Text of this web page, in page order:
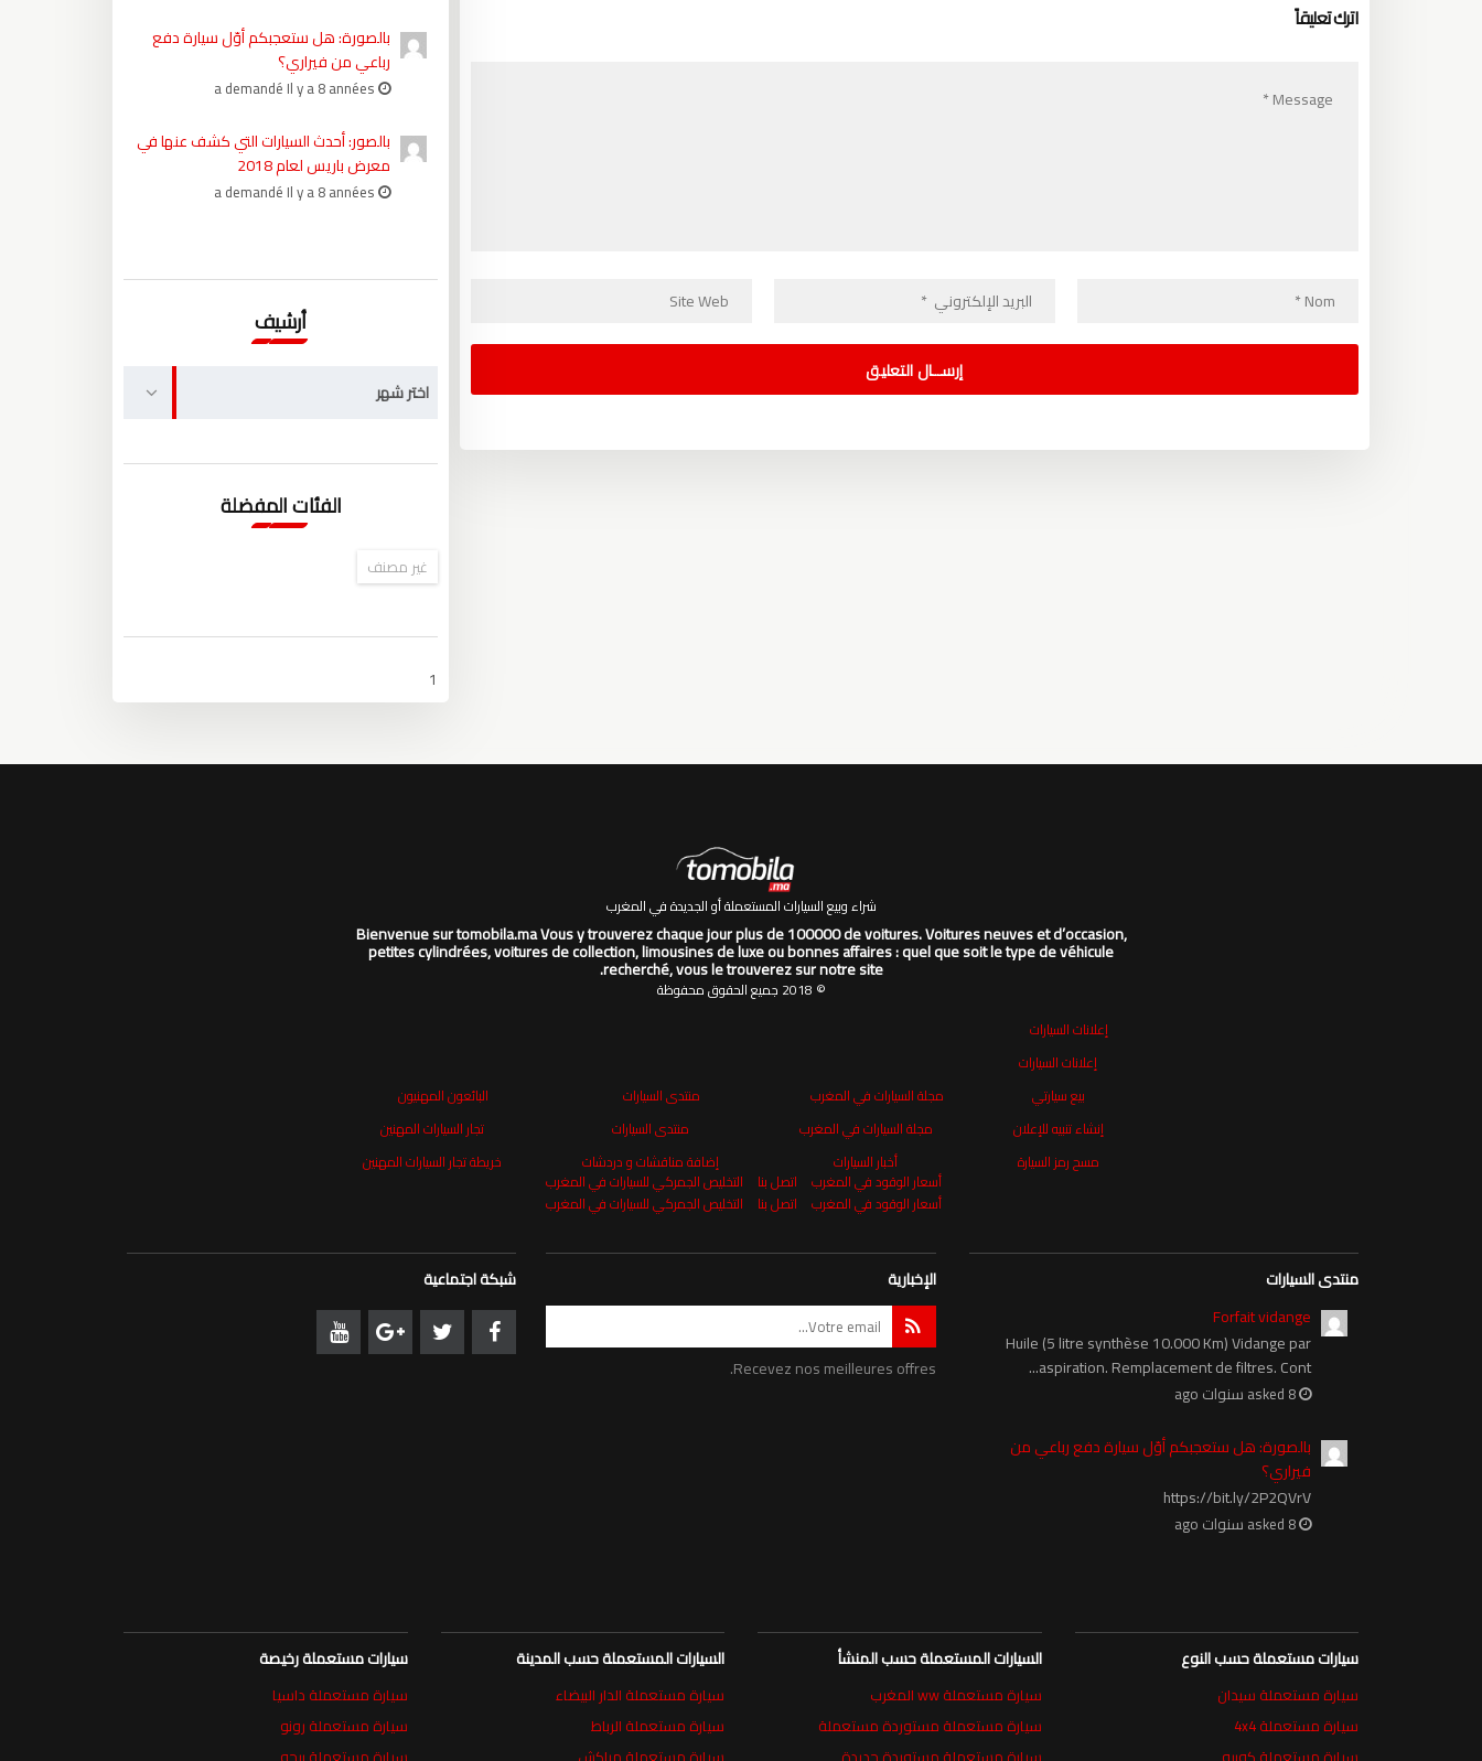
اترك تعليقاً
بالصورة: هل ستعجبكم أوّل سيارة دفع
رباعي من فيراري؟
بالصور: أحدث السيارات التي كشف عنها في
معرض باريس لعام 2018
أرشيف
أرشيف
اختر شهر
الفئات المفضلة
غير مصنف
1
شراء وبيع السيارات المستعملة أو الجديدة في المغرب
Bienvenue sur tomobila.ma Vous y trouverez chaque jour plus de 100000 de voitures. Voitures neuves et d’occasion,
petites cylindrées, voitures de collection, limousines de luxe ou bonnes affaires : quel que soit le type de véhicule
recherché, vous le trouverez sur notre site.
© 2018 جميع الحقوق محفوظة
إعلانات السيارات
إعلانات السيارات
بيع سيارتي
إنشاء تنبيه للإعلان
مسح رمز السيارة
مجلة السيارات في المغرب
مجلة السيارات في المغرب
أخبار السيارات
منتدى السيارات
منتدى السيارات
إضافة مناقشات و دردشات
البائعون المهنيون
تجار السيارات المهنين
خريطة تجار السيارات المهنين
أسعار الوقود في المغرب اتصل بنا
التخليص الجمركي للسيارات في المغرب
أسعار الوقود في المغرب
اتصل بنا التخليص الجمركي للسيارات في المغرب
شبكة اجتماعية الإخبارية
Recevez nos meilleures offres.
منتدى السيارات
Forfait vidange
Huile (5 litre synthèse 10.000 Km) Vidange par
aspiration. Remplacement de filtres. Cont...
asked 8 سنوات ago
بالصورة: هل ستعجبكم أوّل سيارة دفع رباعي من
فيراري؟
https://bit.ly/2P2QVrV
asked 8 سنوات ago
سيارات مستعملة رخيصة
سيارة مستعملة داسيا
سيارة مستعملة رونو
السيارات المستعملة حسب المدينة
سيارة مستعملة الدار البيضاء
سيارة مستعملة الرباط
السيارات المستعملة حسب المنشأ
سيارة مستعملة ww المغرب
سيارة مستعملة مستوردة مستعملة
سيارات مستعملة حسب النوع
سيارة مستعملة سيدان
سيارة مستعملة 4x4